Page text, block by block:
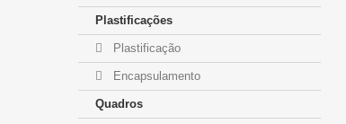
Plastificações
Plastificação
Encapsulamento
Quadros